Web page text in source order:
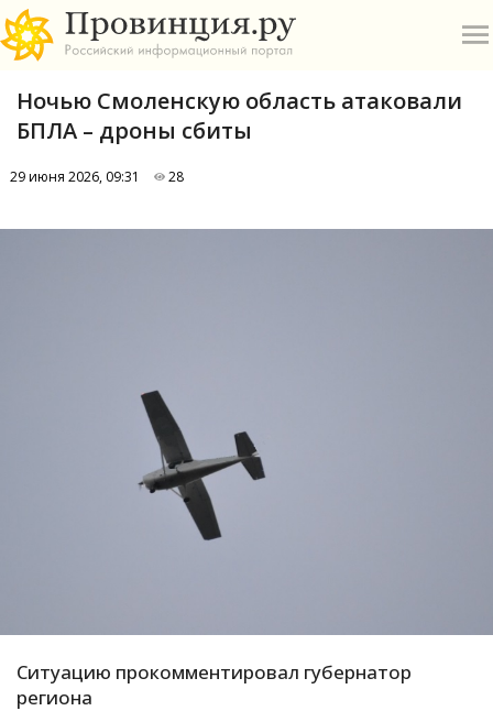
В
К
О
Ночью Смоленскую область атаковали
БПЛА – дроны сбиты
29 июня 2026, 09:31 28
Ситуацию прокомментировал губернатор
региона